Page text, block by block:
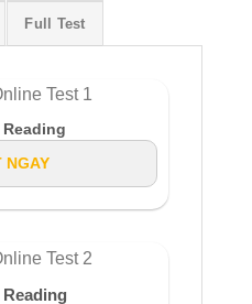
Full Test
Reading
NGAY
Reading